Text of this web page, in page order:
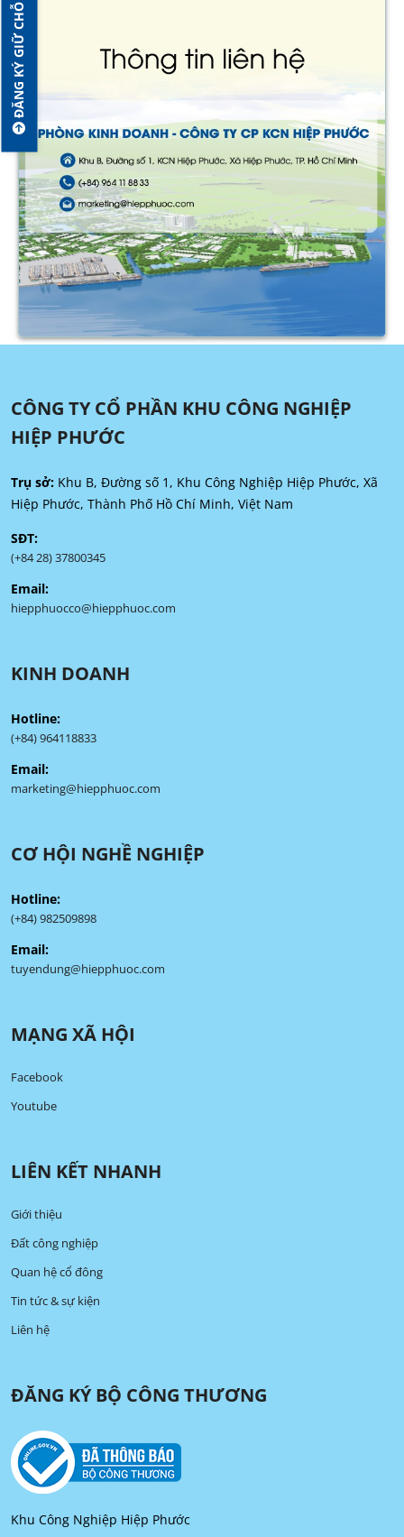
ĐĂNG KÝ GIỮ CHỖ
CÔNG TY CỔ PHẦN KHU CÔNG NGHIỆP
HIỆP PHƯỚC
Trụ sở: Khu B, Đường số 1, Khu Công Nghiệp Hiệp Phước, Xã
Hiệp Phước, Thành Phố Hồ Chí Minh, Việt Nam
SĐT:
(+84 28) 37800345
Email:
hiepphuocco@hiepphuoc.com
KINH DOANH
Hotline:
(+84) 964118833
Email:
marketing@hiepphuoc.com
CƠ HỘI NGHỀ NGHIỆP
Hotline:
(+84) 982509898
Email:
tuyendung@hiepphuoc.com
MẠNG XÃ HỘI
Facebook
Youtube
LIÊN KẾT NHANH
Giới thiệu
Đất công nghiệp
Quan hệ cổ đông
Tin tức & sự kiện
Liên hệ
ĐĂNG KÝ BỘ CÔNG THƯƠNG
Khu Công Nghiệp Hiệp Phước